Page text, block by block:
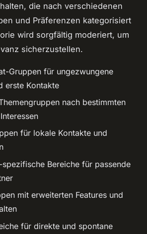
die nach verschiedenen
und Präferenzen kategorisiert
wird sorgfältig moderiert, um
sicherzustellen.
Gruppen für ungezwungene
erste Kontakte
nach bestimmten
für lokale Kontakte und
Bereiche für passende
mit erweiterten Features und
für direkte und spontane